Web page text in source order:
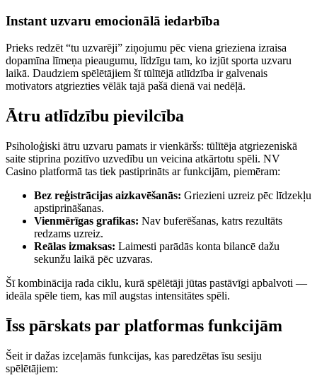
Instant uzvaru emocionālā iedarbība
Prieks redzēt “tu uzvarēji” ziņojumu pēc viena grieziena izraisa
dopamīna līmeņa pieaugumu, līdzīgu tam, ko izjūt sporta uzvaru
laikā. Daudziem spēlētājiem šī tūlītējā atlīdzība ir galvenais
motivators atgriezties vēlāk tajā pašā dienā vai nedēļā.
Ātru atlīdzību pievilcība
Psiholoģiski ātru uzvaru pamats ir vienkāršs: tūlītēja atgriezeniskā
saite stiprina pozitīvo uzvedību un veicina atkārtotu spēli. NV
Casino platformā tas tiek pastiprināts ar funkcijām, piemēram:
Bez reģistrācijas aizkavēšanās: Griezieni uzreiz pēc līdzekļu
apstiprināšanas.
Vienmērīgas grafikas: Nav buferēšanas, katrs rezultāts
redzams uzreiz.
Reālas izmaksas: Laimesti parādās konta bilancē dažu
sekunžu laikā pēc uzvaras.
Šī kombinācija rada ciklu, kurā spēlētāji jūtas pastāvīgi apbalvoti —
ideāla spēle tiem, kas mīl augstas intensitātes spēli.
Īss pārskats par platformas funkcijām
Šeit ir dažas izceļamās funkcijas, kas paredzētas īsu sesiju
spēlētājiem: